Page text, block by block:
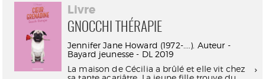
Livre
GNOCCHI THÉRAPIE
Jennifer Jane Howard (1972-....). Auteur -
Bayard jeunesse - DL 2019
La maison de Cécilia a brûlé et elle vit chez